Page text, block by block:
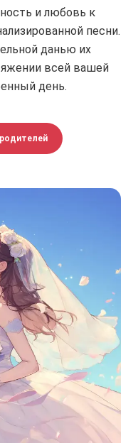
и любовь к
песни.
данью их
всей вашей
день.